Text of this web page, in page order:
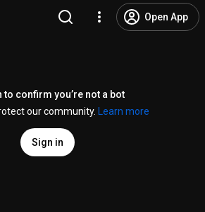
Open App
to confirm you’re not a bot
our community.
Learn more
Sign in